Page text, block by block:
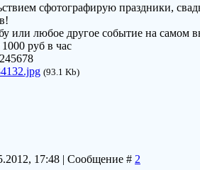
сфотографирую праздники,
или любое другое событие на самом
руб в час
(93.1 Kb)
17:48 | Сообщение # 2